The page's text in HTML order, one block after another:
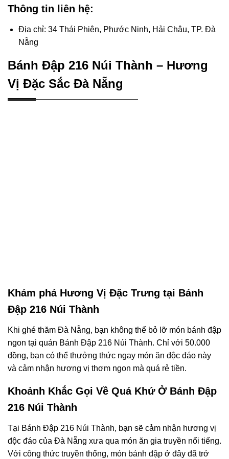
Thông tin liên hệ:
Địa chỉ: 34 Thái Phiên, Phước Ninh, Hải Châu, TP. Đà
Nẵng
Bánh Đập 216 Núi Thành – Hương
Vị Đặc Sắc Đà Nẵng
Khám phá Hương Vị Đặc Trưng tại Bánh
Đập 216 Núi Thành
Khi ghé thăm Đà Nẵng, bạn không thể bỏ lỡ món bánh đập
ngon tại quán Bánh Đập 216 Núi Thành. Chỉ với 50.000
đồng, bạn có thể thưởng thức ngay món ăn độc đáo này
và cảm nhận hương vị thơm ngon mà quá rẻ tiền.
Khoảnh Khắc Gọi Về Quá Khứ Ở Bánh Đập
216 Núi Thành
Tại Bánh Đập 216 Núi Thành, bạn sẽ cảm nhận hương vị
độc đáo của Đà Nẵng xưa qua món ăn gia truyền nổi tiếng.
Với công thức truyền thống, món bánh đập ở đây đã trở